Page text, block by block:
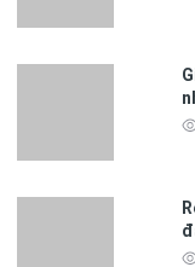
Xe Đạp Điện MINI
năng động mà còn
chuyển trong nước,